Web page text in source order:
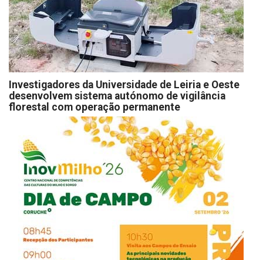
Investigadores da Universidade de Leiria e Oeste
desenvolvem sistema autónomo de vigilância
florestal com operação permanente